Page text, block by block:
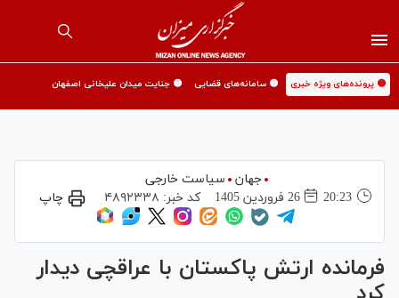
🟡 پرونده‌های ویژه خبری 🟡 سامانه‌های قضایی 🟡 جنایت میدان علیخانی اصفهان
جهان
سیاست خارجی
20:23
26 فروردين 1405 کد خبر: ۴۸۹۲۳۳۸ چاپ
فرمانده ارتش پاکستان با عراقچی دیدار